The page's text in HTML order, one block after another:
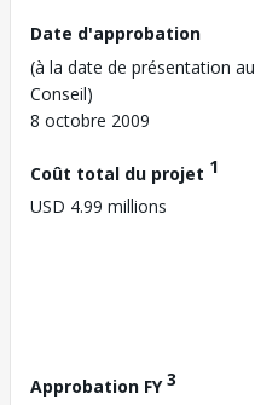
Date d'approbation
(à la date de présentation au
Conseil)
8 octobre 2009
Coût total du projet 1
USD 4.99 millions
Approbation FY3